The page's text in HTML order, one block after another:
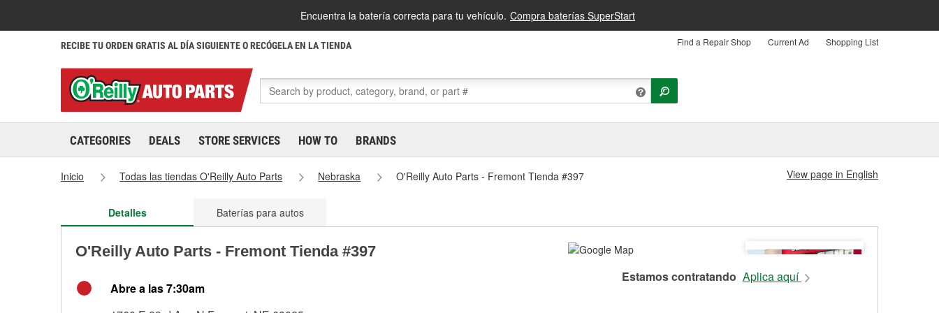
Encuentra la batería correcta para tu vehículo. Compra baterías SuperStart
RECIBE TU ORDEN GRATIS AL DÍA SIGUIENTE O RECÓGELA EN LA TIENDA Find a Repair Shop Current Ad Shopping List
CATEGORIES DEALS STORE SERVICES HOW TO BRANDS
Inicio Todas las tiendas O'Reilly Auto Parts Nebraska O'Reilly Auto Parts - Fremont Tienda #397 View page in English
Detalles Baterías para autos
O'Reilly Auto Parts - Fremont Tienda #397
Abre a las 7:30am
Estamos contratando Aplica aquí